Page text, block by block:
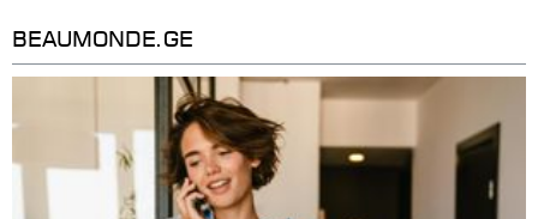
გადაარჩინა 56 წლის კაცმა
ბავშვები აბობოქრებულ ზღვაში
დახრჩობას
კატეგორიის ყველა სიახლე
BEAUMONDE.GE